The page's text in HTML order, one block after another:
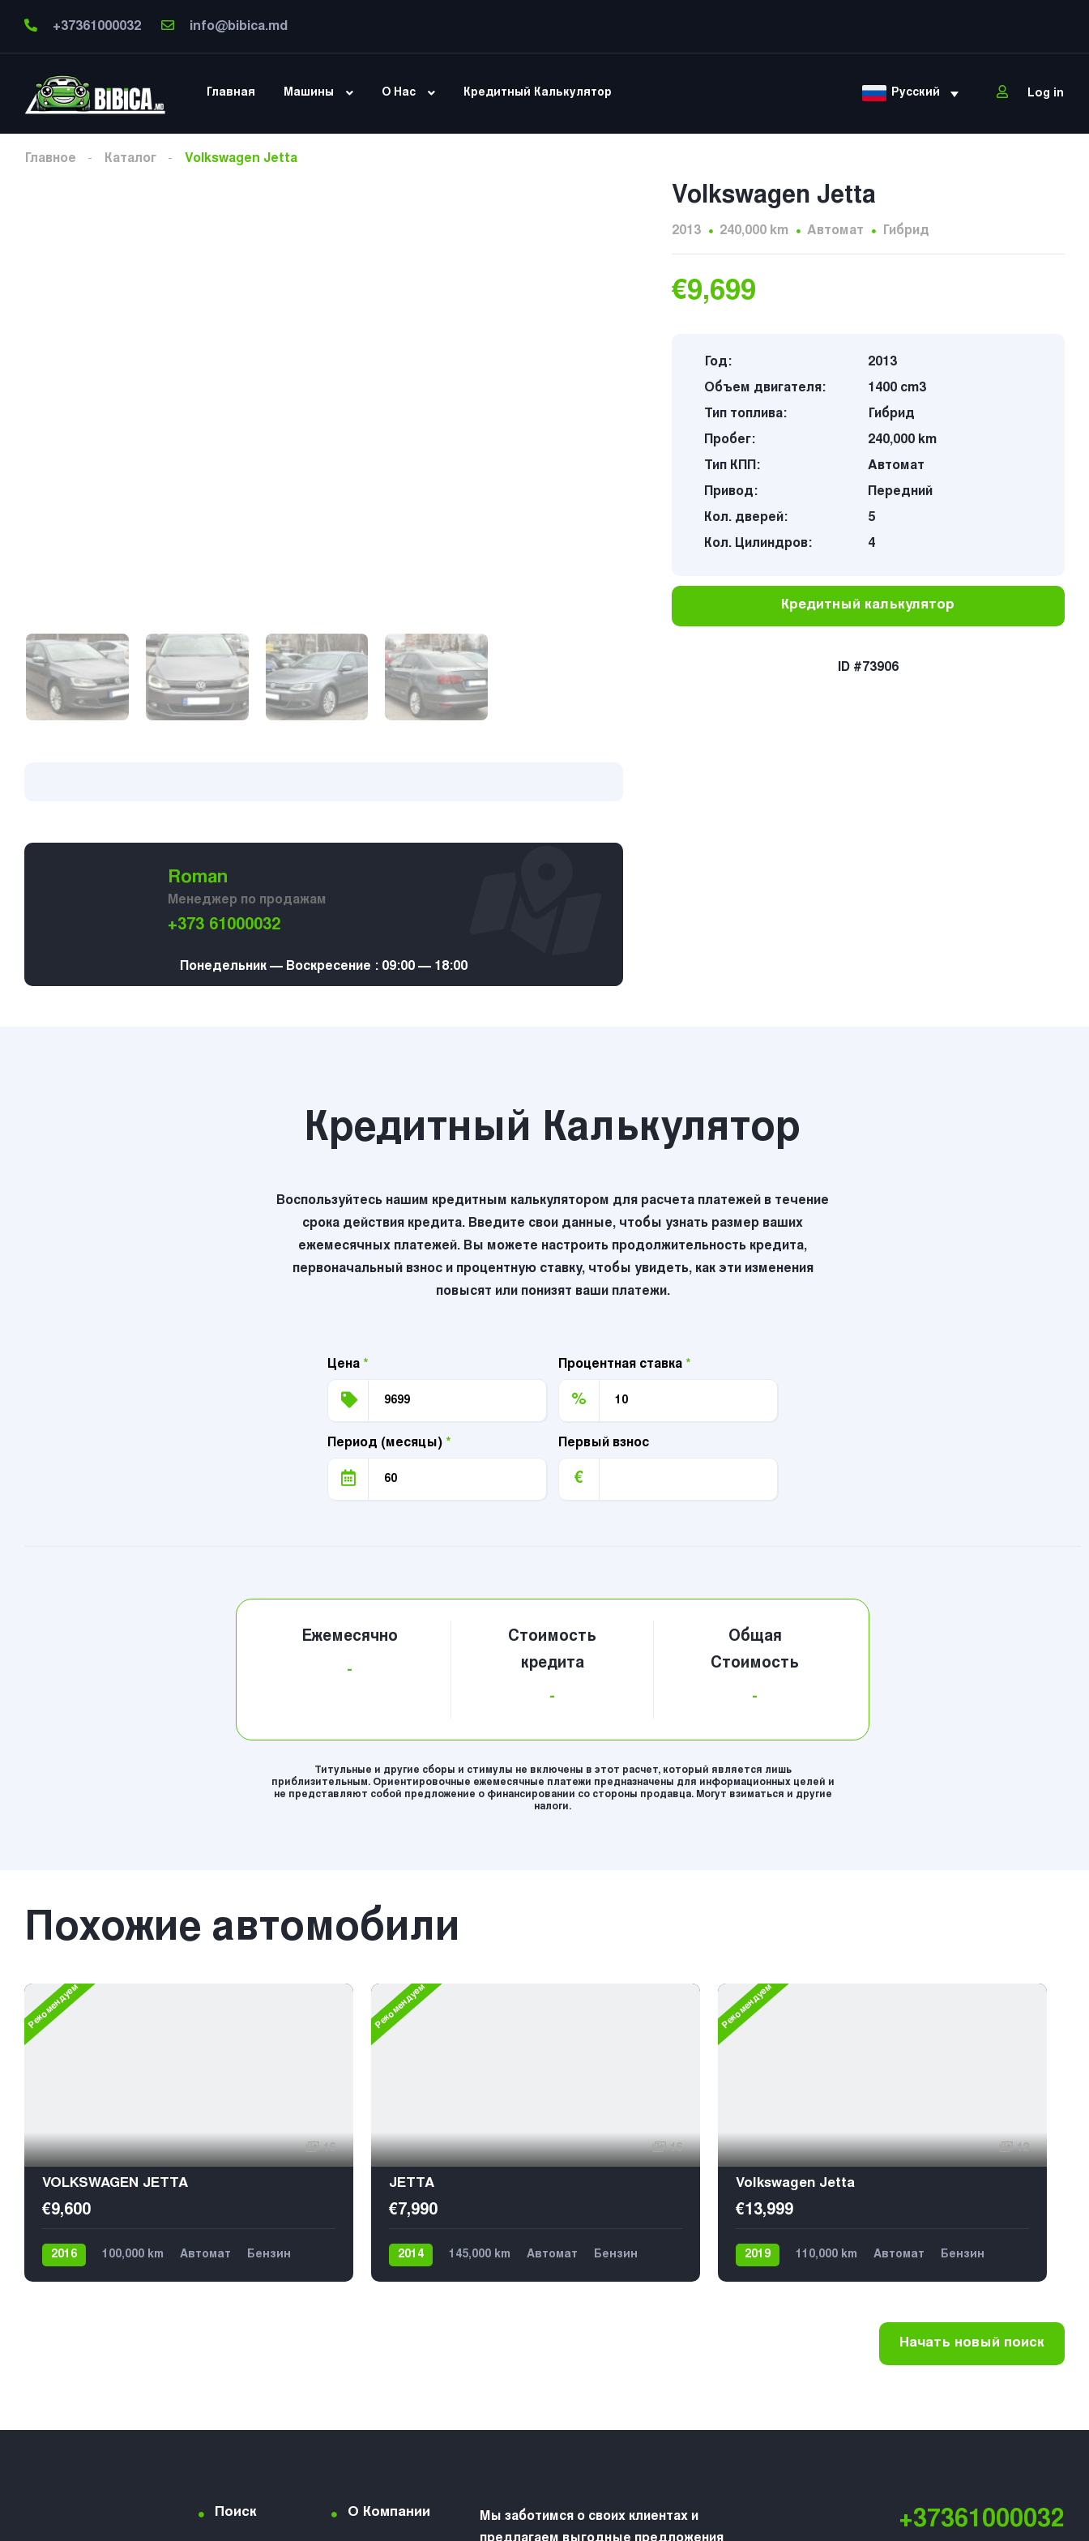
+37361000032 info@bibica.md
Главная Машины О Нас Кредитный Калькулятор Русский Log in
Главное Каталог Volkswagen Jetta
Roman
Менеджер по продажам
+373 61000032
Понедельник — Воскресение : 09:00 — 18:00
Volkswagen Jetta
2013 240,000 km Автомат Гибрид
€9,699
Год:
2013
Объем двигателя:
1400 cm3
Тип топлива:
Гибрид
Пробег:
240,000 km
Тип КПП:
Автомат
Привод:
Передний
Кол. дверей:
5
Кол. Цилиндров:
4
Кредитный калькулятор
ID #73906
Кредитный Калькулятор
Воспользуйтесь нашим кредитным калькулятором для расчета платежей в течение
срока действия кредита. Введите свои данные, чтобы узнать размер ваших
ежемесячных платежей. Вы можете настроить продолжительность кредита,
первоначальный взнос и процентную ставку, чтобы увидеть, как эти изменения
повысят или понизят ваши платежи.
Цена * Процентная ставка *
%
Период (месяцы) * Первый взнос
€
Ежемесячно
-
Стоимость
кредита
-
Общая
Стоимость
-
Титульные и другие сборы и стимулы не включены в этот расчет, который является лишь
приблизительным. Ориентировочные ежемесячные платежи предназначены для информационных целей и
не представляют собой предложение о финансировании со стороны продавца. Могут взиматься и другие
налоги.
Похожие автомобили
Рекомендуем
16
VOLKSWAGEN JETTA
€9,600
2016 100,000 km Автомат
Бензин
Рекомендуем
16
JETTA
€7,990
2014 145,000 km Автомат
Бензин
Рекомендуем
12
Volkswagen Jetta
€13,999
2019 110,000 km Автомат
Бензин
Начать новый поиск
Поиск О Компании
Мы заботимся о своих клиентах и
предлагаем выгодные предложения
+37361000032